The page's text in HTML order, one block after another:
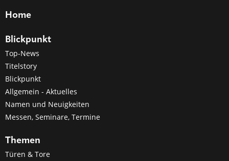
Home
Blickpunkt
Top-News
Titelstory
Blickpunkt
Allgemein - Aktuelles
Namen und Neuigkeiten
Messen, Seminare, Termine
Themen
Türen & Tore